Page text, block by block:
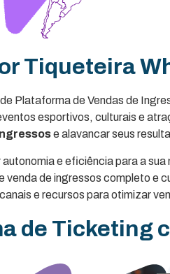
Tiqueteira
Plataforma de Vendas de
esportivos, culturais e
e alavancar seus
e eficiência para a
venda de ingressos completo e
e recursos para otimizar
de Ticketing